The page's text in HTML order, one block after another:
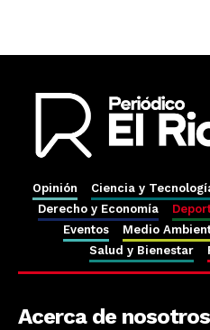
Opinión Ciencia y
Derecho y Economía
Eventos
Medio
Salud y Bienestar
Acerca de nosotros